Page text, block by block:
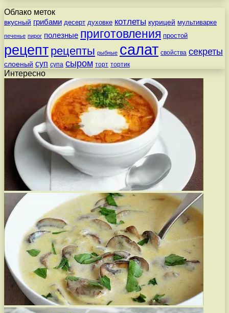
Облако меток
вкусный грибами десерт духовке котлеты курицей мультиварке
печенье пирог полезные приготовления простой
рецепт рецепты рыбные салат свойства секреты
слоеный суп супа сыром торт тортик
Интересно